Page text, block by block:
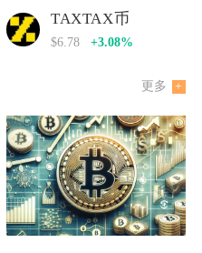
TAXTAX币
$6.78 +3.08%
更多